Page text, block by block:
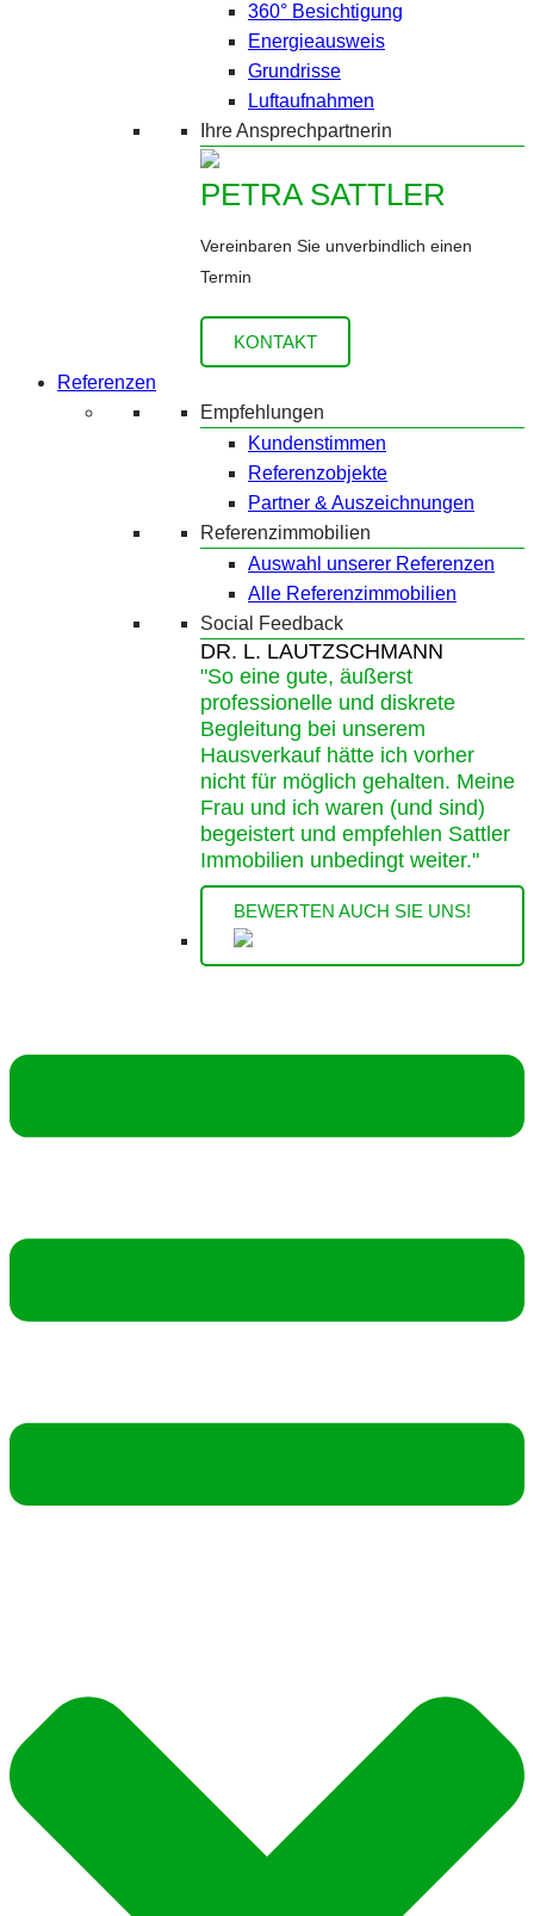
360° Besichtigung
Energieausweis
Grundrisse
Luftaufnahmen
Ihre Ansprechpartnerin
PETRA SATTLER
Vereinbaren Sie unverbindlich einen
Termin
KONTAKT
Referenzen
Empfehlungen
Kundenstimmen
Referenzobjekte
Partner & Auszeichnungen
Referenzimmobilien
Auswahl unserer Referenzen
Alle Referenzimmobilien
Social Feedback
DR. L. LAUTZSCHMANN
"So eine gute, äußerst
professionelle und diskrete
Begleitung bei unserem
Hausverkauf hätte ich vorher
nicht für möglich gehalten. Meine
Frau und ich waren (und sind)
begeistert und empfehlen Sattler
Immobilien unbedingt weiter."
BEWERTEN AUCH SIE UNS!